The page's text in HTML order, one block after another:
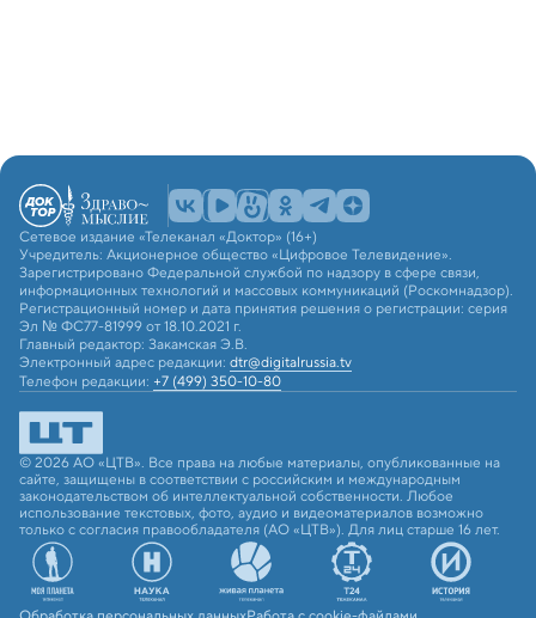
Сетевое издание «Телеканал «Доктор» (16+)
Учредитель: Акционерное общество «Цифровое Телевидение».
Зарегистрировано Федеральной службой по надзору в сфере связи,
информационных технологий и массовых коммуникаций (Роскомнадзор).
Регистрационный номер и дата принятия решения о регистрации: серия
Эл № ФС77-81999 от 18.10.2021 г.
Главный редактор: Закамская Э.В.
Электронный адрес редакции: dtr@digitalrussia.tv
Телефон редакции: +7 (499) 350-10-80
© 2026 АО «ЦТВ». Все права на любые материалы, опубликованные на
сайте, защищены в соответствии с российским и международным
законодательством об интеллектуальной собственности. Любое
использование текстовых, фото, аудио и видеоматериалов возможно
только с согласия правообладателя (АО «ЦТВ»). Для лиц старше 16 лет.